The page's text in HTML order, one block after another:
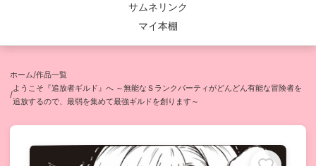
サムネリンク
マイ本棚
ホーム/作品一覧
/
ようこそ『追放者ギルド』へ ～無能なＳランクパーティがどんどん有能な冒険者を
追放するので、最弱を集めて最強ギルドを創ります～